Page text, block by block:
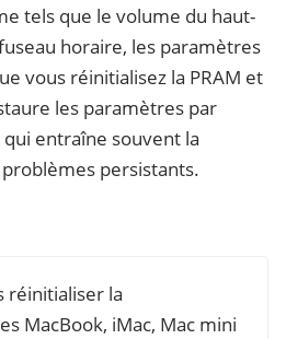
tels que le volume du haut-
horaire, les paramètres
vous réinitialisez la PRAM et
les paramètres par
entraîne souvent la
persistants.
réinitialiser la
MacBook, iMac, Mac mini